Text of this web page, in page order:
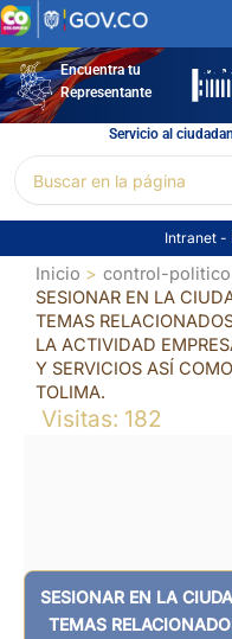
Ir
al
contenidoEncuentra tu
Representante
Servicio al
por:
Intranet -
Inicio
control-politico
SESIONAR EN LA
TEMAS
LA ACTIVIDAD
Y SERVICIOS ASÍ
TOLIMA.
Visitas: 182
SESIONAR EN LA
TEMAS